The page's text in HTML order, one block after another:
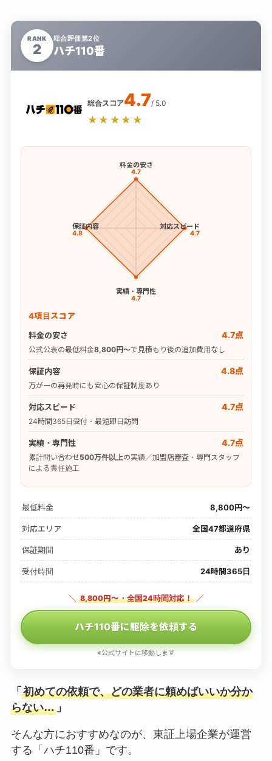
RANK
2
総合評価第2位
ハチ110番
総合スコア4.7/ 5.0
★★★★★
料金の安さ
4.7
対応スピード
4.7
実績・専門性
4.7
保証内容
4.8
4項目スコア
料金の安さ
4.7点
公式公表の最低料金8,800円〜で見積もり後の追加費用なし
保証内容 4.8点
万が一の再発時にも安心の保証制度あり
対応スピード 4.7点
24時間365日受付・最短即日訪問
実績・専門性 4.7点
累計問い合わせ500万件以上の実績／加盟店審査・専門スタッフ
による責任施工
最低料金 8,800円〜
対応エリア 全国47都道府県
保証期間 あり
受付時間 24時間365日
＼ 8,800円〜・全国24時間対応！ ／
ハチ110番に駆除を依頼する
※公式サイトに移動します
「 初めての依頼で、どの業者に頼めばいいか分か
らない…」
そんな方におすすめなのが、東証上場企業が運営
する「ハチ110番」です。